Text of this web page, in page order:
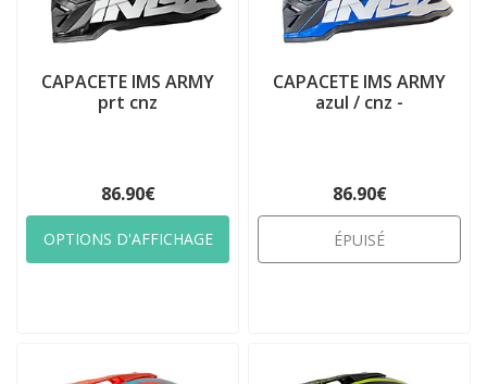
CAPACETE IMS ARMY
prt cnz
86.90€
OPTIONS D'AFFICHAGE
CAPACETE IMS ARMY
azul / cnz -
86.90€
ÉPUISÉ